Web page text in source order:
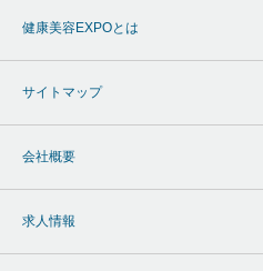
健康美容EXPOとは
サイトマップ
会社概要
求人情報